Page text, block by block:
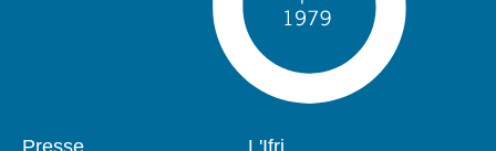
Pied
Presse
Navigation
L'Ifri